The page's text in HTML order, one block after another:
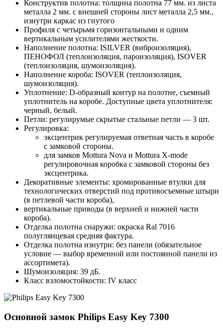
Конструктив полотна: толщина полотна 77 мм. из листа
металла 2 мм. с внешней стороны лист металла 2,5 мм.,
изнутри каркас из гнутого
Профиля с четырьмя горизонтальными и одним
вертикальным усилителями жесткости.
Наполнение полотна: ISILVER (виброизоляция),
ПЕНОФОЛ (теплоизоляция, пароизоляция), ISOVER
(теплоизоляция, шумоизоляция).
Наполнение короба: ISOVER (теплоизоляция,
шумоизоляция).
Уплотнение: D-образный контур на полотне, съемный
уплотнитель на коробе. Доступные цвета уплотнителя:
черный, белый.
Петли: регулирумые скрытые стальные петли — 3 шт.
Регулировка:
эксцентрик регулируемая ответная часть в коробе
с замковой стороны.
для замков Mottura Nova и Mottura X-mode
регулировочная коробка с замковой стороны без
эксцентрика.
Декоративные элементы: хромированные втулки для
технологических отверстий под противосъемные штыри
(в петлевой части короба),
вертикальные приводы (в верхней и нижней части
короба).
Отделка полотна снаружи: окраска Ral 7016
полуглянцевая средняя фактура.
Отделка полотна изнутри: без панели (обязательное
условие — выбор временной или постоянной панели из
ассортимета).
Шумоизоляция: 39 дБ.
Класс взломостойкости: IV класс
Основной замок Philips Easy Key 7300